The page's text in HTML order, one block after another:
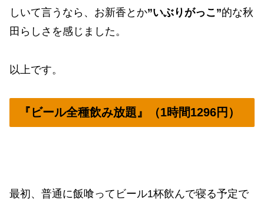
しいて言うなら、お新香とか”いぶりがっこ”的な秋
田らしさを感じました。
以上です。
『ビール全種飲み放題』（1時間1296円）
最初、普通に飯喰ってビール1杯飲んで寝る予定で